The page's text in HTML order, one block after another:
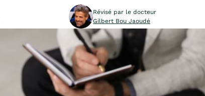
Révisé par le docteur
Gilbert Bou Jaoudé